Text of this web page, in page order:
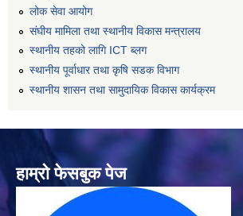
लोक सेवा आयोग
संघीय मामिला तथा स्थानीय विकास मन्त्रालय
स्थानीय तहको लागि ICT ब्लग
स्थानीय पूर्वाधार तथा कृषि सडक विभाग
स्थानीय शासन तथा सामुदायिक विकास कार्यक्रम
हाम्रो फेसबुक पेज